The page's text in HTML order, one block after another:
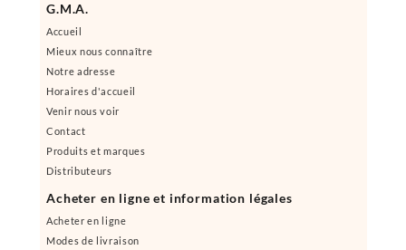
G.M.A.
Accueil
Mieux nous connaître
Notre adresse
Horaires d'accueil
Venir nous voir
Contact
Produits et marques
Distributeurs
Acheter en ligne et information légales
Acheter en ligne
Modes de livraison